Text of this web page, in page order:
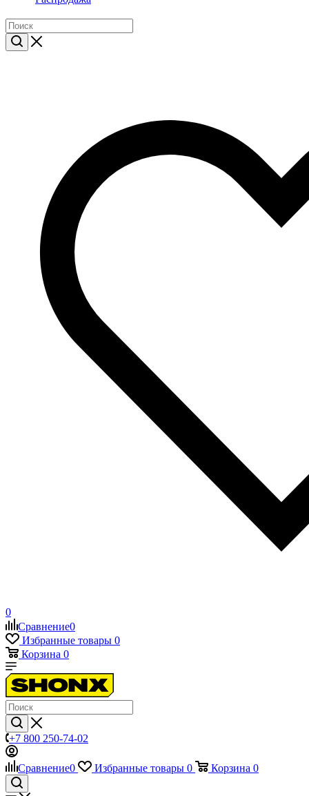
0
Сравнение0
Избранные товары 0
Корзина 0
+7 800 250-74-02
Сравнение0 Избранные товары 0 Корзина 0